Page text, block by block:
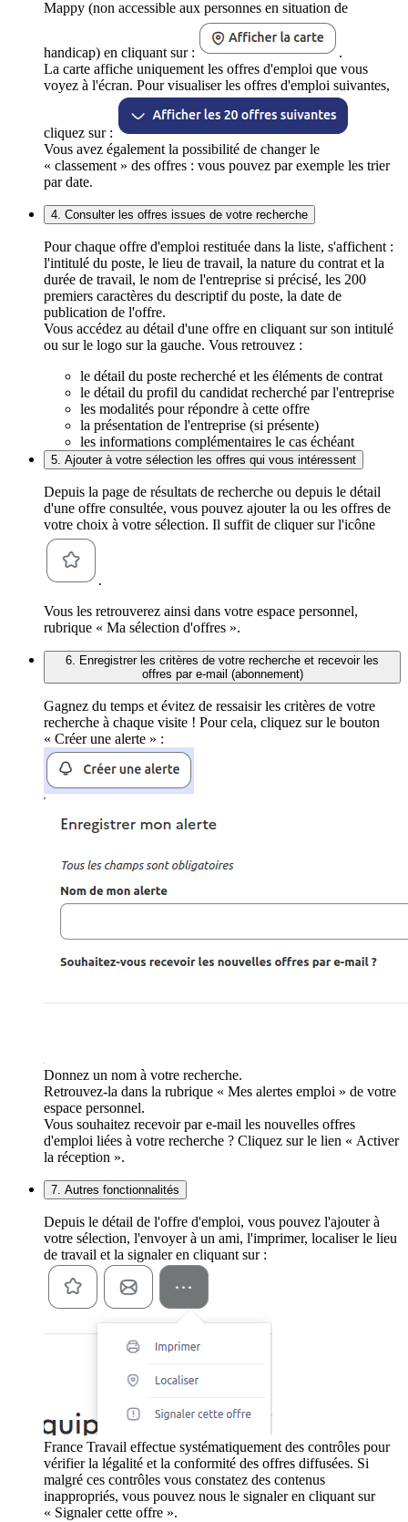
Mappy (non accessible aux personnes en situation de
handicap) en cliquant sur :
.
La carte affiche uniquement les offres d'emploi que vous
voyez à l'écran. Pour visualiser les offres d'emploi suivantes,
cliquez sur :
Vous avez également la possibilité de changer le
« classement » des offres : vous pouvez par exemple les trier
par date.
4. Consulter les offres issues de votre recherche
Pour chaque offre d'emploi restituée dans la liste, s'affichent :
l'intitulé du poste, le lieu de travail, la nature du contrat et la
durée de travail, le nom de l'entreprise si précisé, les 200
premiers caractères du descriptif du poste, la date de
publication de l'offre.
Vous accédez au détail d'une offre en cliquant sur son intitulé
ou sur le logo sur la gauche. Vous retrouvez :
le détail du poste recherché et les éléments de contrat
le détail du profil du candidat recherché par l'entreprise
les modalités pour répondre à cette offre
la présentation de l'entreprise (si présente)
les informations complémentaires le cas échéant
5. Ajouter à votre sélection les offres qui vous intéressent
Depuis la page de résultats de recherche ou depuis le détail
d'une offre consultée, vous pouvez ajouter la ou les offres de
votre choix à votre sélection. Il suffit de cliquer sur l'icône
.
Vous les retrouverez ainsi dans votre espace personnel,
rubrique « Ma sélection d'offres ».
6. Enregistrer les critères de votre recherche et recevoir les
offres par e-mail (abonnement)
Gagnez du temps et évitez de ressaisir les critères de votre
recherche à chaque visite ! Pour cela, cliquez sur le bouton
« Créer une alerte » :
Donnez un nom à votre recherche.
Retrouvez-la dans la rubrique « Mes alertes emploi » de votre
espace personnel.
Vous souhaitez recevoir par e-mail les nouvelles offres
d'emploi liées à votre recherche ? Cliquez sur le lien « Activer
la réception ».
7. Autres fonctionnalités
Depuis le détail de l'offre d'emploi, vous pouvez l'ajouter à
votre sélection, l'envoyer à un ami, l'imprimer, localiser le lieu
de travail et la signaler en cliquant sur :
France Travail effectue systématiquement des contrôles pour
vérifier la légalité et la conformité des offres diffusées. Si
malgré ces contrôles vous constatez des contenus
inappropriés, vous pouvez nous le signaler en cliquant sur
« Signaler cette offre ».